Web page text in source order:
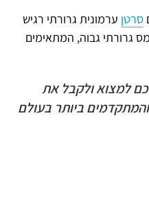
סרטן ערמונית גרורתי רגיש
גרורתי גבוה, המתאימים
למצוא ולקבל את
ביותר בעולם